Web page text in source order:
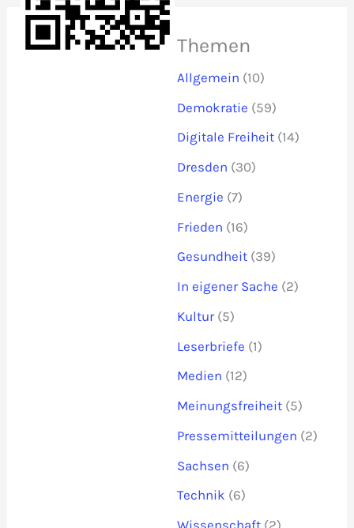
Themen
Allgemein (10)
Demokratie (59)
Digitale Freiheit (14)
Dresden (30)
Energie (7)
Frieden (16)
Gesundheit (39)
In eigener Sache (2)
Kultur (5)
Leserbriefe (1)
Medien (12)
Meinungsfreiheit (5)
Pressemitteilungen (2)
Sachsen (6)
Technik (6)